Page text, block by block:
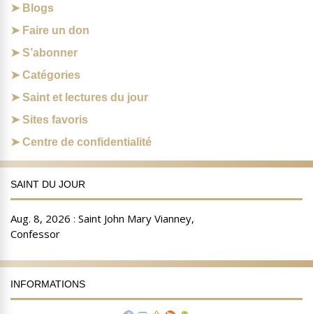
Blogs
Faire un don
S’abonner
Catégories
Saint et lectures du jour
Sites favoris
Centre de confidentialité
SAINT DU JOUR
INFORMATIONS